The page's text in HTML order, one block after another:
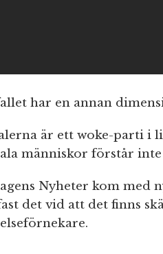
har en annan
är ett woke-parti i
människor förstår inte
Nyheter kom med
det vid att det finns